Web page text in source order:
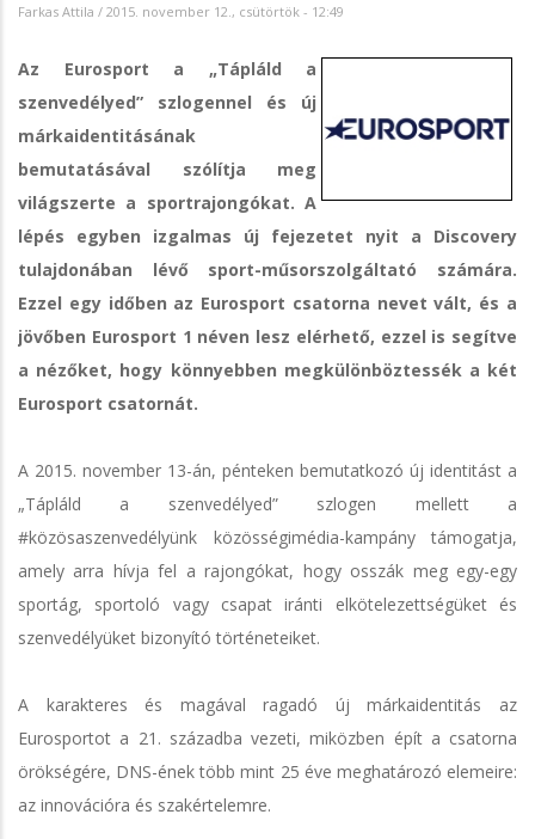
Farkas Attila / 2015. november 12., csütörtök - 12:49
Az Eurosport a „Tápláld a
szenvedélyed” szlogennel és új
márkaidentitásának
bemutatásával szólítja meg
világszerte a sportrajongókat. A
lépés egyben izgalmas új fejezetet nyit a Discovery
tulajdonában lévő sport-műsorszolgáltató számára.
Ezzel egy időben az Eurosport csatorna nevet vált, és a
jövőben Eurosport 1 néven lesz elérhető, ezzel is segítve
a nézőket, hogy könnyebben megkülönböztessék a két
Eurosport csatornát.
A 2015. november 13-án, pénteken bemutatkozó új identitást a
„Tápláld a szenvedélyed” szlogen mellett a
#közösaszenvedélyünk közösségimédia-kampány támogatja,
amely arra hívja fel a rajongókat, hogy osszák meg egy-egy
sportág, sportoló vagy csapat iránti elkötelezettségüket és
szenvedélyüket bizonyító történeteiket.
A karakteres és magával ragadó új márkaidentitás az
Eurosportot a 21. századba vezeti, miközben épít a csatorna
örökségére, DNS-ének több mint 25 éve meghatározó elemeire:
az innovációra és szakértelemre.